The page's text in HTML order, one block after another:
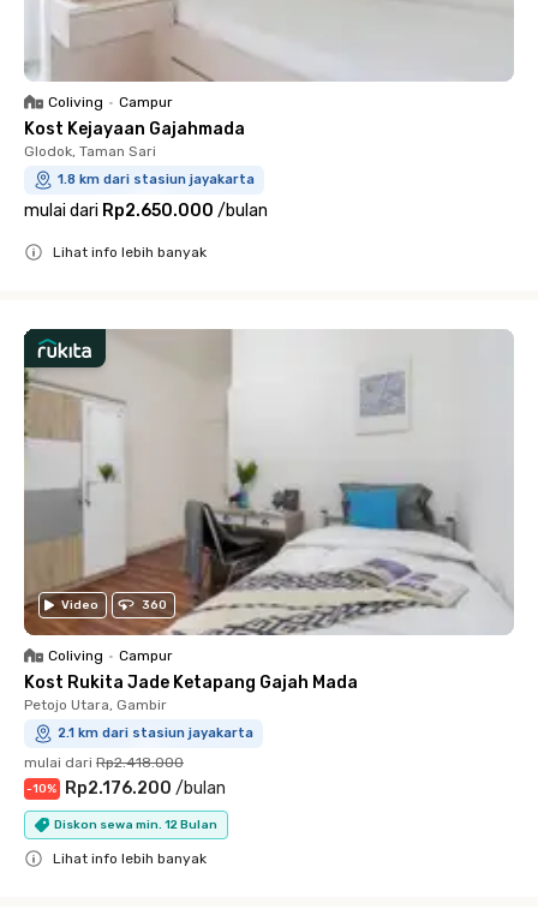
Coliving • Campur
Kost Kejayaan Gajahmada
Glodok, Taman Sari
1.8 km dari stasiun jayakarta
mulai dari Rp2.650.000 /bulan
Lihat info lebih banyak
Video 360
Coliving • Campur
Kost Rukita Jade Ketapang Gajah Mada
Petojo Utara, Gambir
2.1 km dari stasiun jayakarta
mulai dari Rp2.418.000
-10% Rp2.176.200 /bulan
Diskon sewa min. 12 Bulan
Lihat info lebih banyak